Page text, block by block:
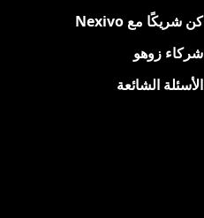
كن شريكًا مع Nexivo
شركاء زوهو
الأسئلة الشائعة